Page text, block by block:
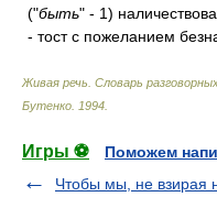
("быть" - 1)
- тост с пожеланием
Живая речь. Словарь
Бутенко 1994
Игры ⚽
Поможем
Чтобы мы, не взирая